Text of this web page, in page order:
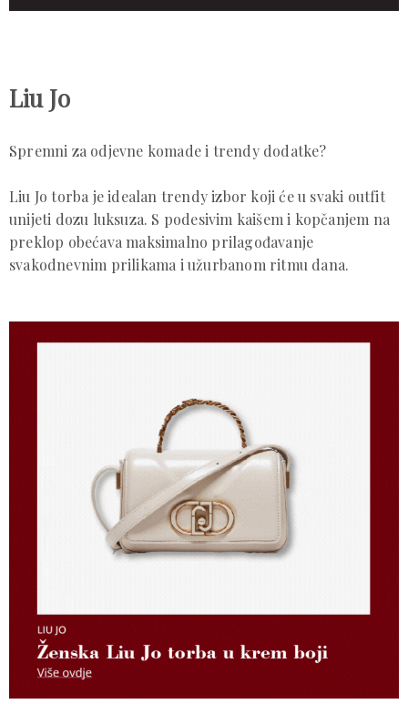
Liu Jo
Spremni za odjevne komade i trendy dodatke?
Liu Jo torba je idealan trendy izbor koji će u svaki outfit
unijeti dozu luksuza. S podesivim kaišem i kopčanjem na
preklop obećava maksimalno prilagođavanje
svakodnevnim prilikama i užurbanom ritmu dana.